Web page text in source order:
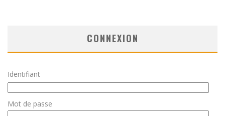
CONNEXION
Identifiant
Mot de passe